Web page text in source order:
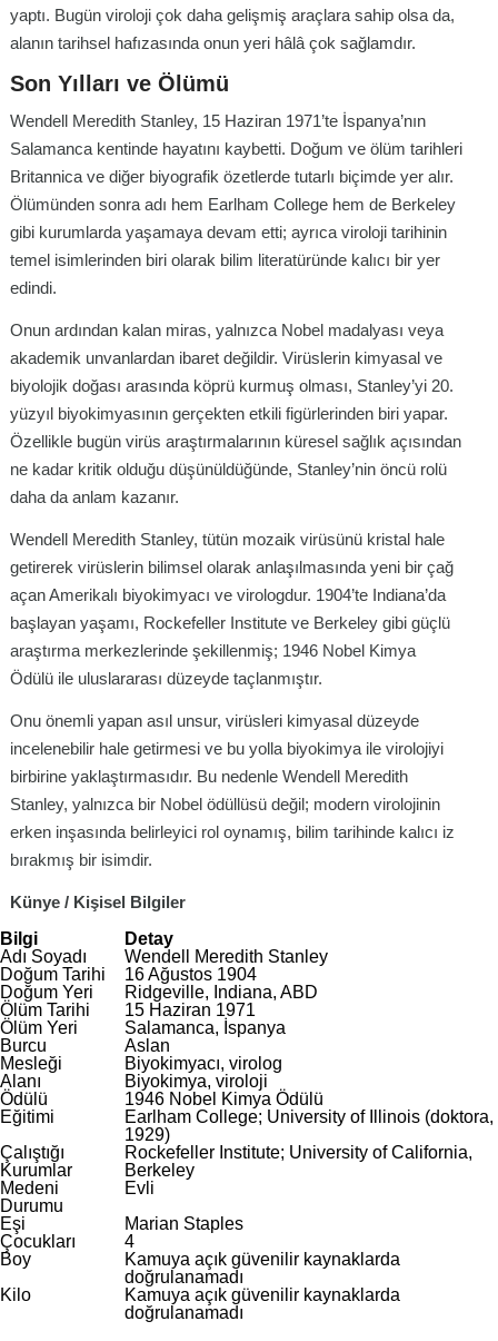
yaptı. Bugün viroloji çok daha gelişmiş araçlara sahip olsa da,
alanın tarihsel hafızasında onun yeri hâlâ çok sağlamdır.
Son Yılları ve Ölümü
Wendell Meredith Stanley, 15 Haziran 1971’te İspanya’nın
Salamanca kentinde hayatını kaybetti. Doğum ve ölüm tarihleri
Britannica ve diğer biyografik özetlerde tutarlı biçimde yer alır.
Ölümünden sonra adı hem Earlham College hem de Berkeley
gibi kurumlarda yaşamaya devam etti; ayrıca viroloji tarihinin
temel isimlerinden biri olarak bilim literatüründe kalıcı bir yer
edindi.
Onun ardından kalan miras, yalnızca Nobel madalyası veya
akademik unvanlardan ibaret değildir. Virüslerin kimyasal ve
biyolojik doğası arasında köprü kurmuş olması, Stanley’yi 20.
yüzyıl biyokimyasının gerçekten etkili figürlerinden biri yapar.
Özellikle bugün virüs araştırmalarının küresel sağlık açısından
ne kadar kritik olduğu düşünüldüğünde, Stanley’nin öncü rolü
daha da anlam kazanır.
Wendell Meredith Stanley, tütün mozaik virüsünü kristal hale
getirerek virüslerin bilimsel olarak anlaşılmasında yeni bir çağ
açan Amerikalı biyokimyacı ve virologdur. 1904’te Indiana’da
başlayan yaşamı, Rockefeller Institute ve Berkeley gibi güçlü
araştırma merkezlerinde şekillenmiş; 1946 Nobel Kimya
Ödülü ile uluslararası düzeyde taçlanmıştır.
Onu önemli yapan asıl unsur, virüsleri kimyasal düzeyde
incelenebilir hale getirmesi ve bu yolla biyokimya ile virolojiyi
birbirine yaklaştırmasıdır. Bu nedenle Wendell Meredith
Stanley, yalnızca bir Nobel ödüllüsü değil; modern virolojinin
erken inşasında belirleyici rol oynamış, bilim tarihinde kalıcı iz
bırakmış bir isimdir.
Künye / Kişisel Bilgiler
Bilgi
Detay
Adı Soyadı
Wendell Meredith Stanley
Doğum Tarihi
16 Ağustos 1904
Doğum Yeri
Ridgeville, Indiana, ABD
Ölüm Tarihi
15 Haziran 1971
Ölüm Yeri
Salamanca, İspanya
Burcu
Aslan
Mesleği
Biyokimyacı, virolog
Alanı
Biyokimya, viroloji
Ödülü
1946 Nobel Kimya Ödülü
Eğitimi
Earlham College; University of Illinois (doktora,
1929)
Çalıştığı
Kurumlar
Rockefeller Institute; University of California,
Berkeley
Medeni
Durumu
Evli
Eşi
Marian Staples
Çocukları
4
Boy
Kamuya açık güvenilir kaynaklarda
doğrulanamadı
Kilo
Kamuya açık güvenilir kaynaklarda
doğrulanamadı